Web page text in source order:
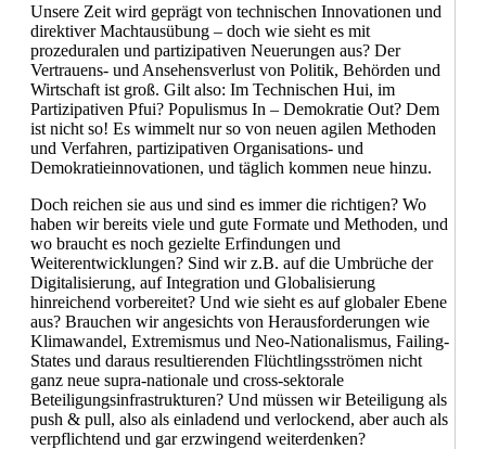
Unsere Zeit wird geprägt von technischen Innovationen und
direktiver Machtausübung – doch wie sieht es mit
prozeduralen und partizipativen Neuerungen aus? Der
Vertrauens- und Ansehensverlust von Politik, Behörden und
Wirtschaft ist groß. Gilt also: Im Technischen Hui, im
Partizipativen Pfui? Populismus In – Demokratie Out? Dem
ist nicht so! Es wimmelt nur so von neuen agilen Methoden
und Verfahren, partizipativen Organisations- und
Demokratieinnovationen, und täglich kommen neue hinzu.
Doch reichen sie aus und sind es immer die richtigen? Wo
haben wir bereits viele und gute Formate und Methoden, und
wo braucht es noch gezielte Erfindungen und
Weiterentwicklungen? Sind wir z.B. auf die Umbrüche der
Digitalisierung, auf Integration und Globalisierung
hinreichend vorbereitet? Und wie sieht es auf globaler Ebene
aus? Brauchen wir angesichts von Herausforderungen wie
Klimawandel, Extremismus und Neo-Nationalismus, Failing-
States und daraus resultierenden Flüchtlingsströmen nicht
ganz neue supra-nationale und cross-sektorale
Beteiligungsinfrastrukturen? Und müssen wir Beteiligung als
push & pull, also als einladend und verlockend, aber auch als
verpflichtend und gar erzwingend weiterdenken?